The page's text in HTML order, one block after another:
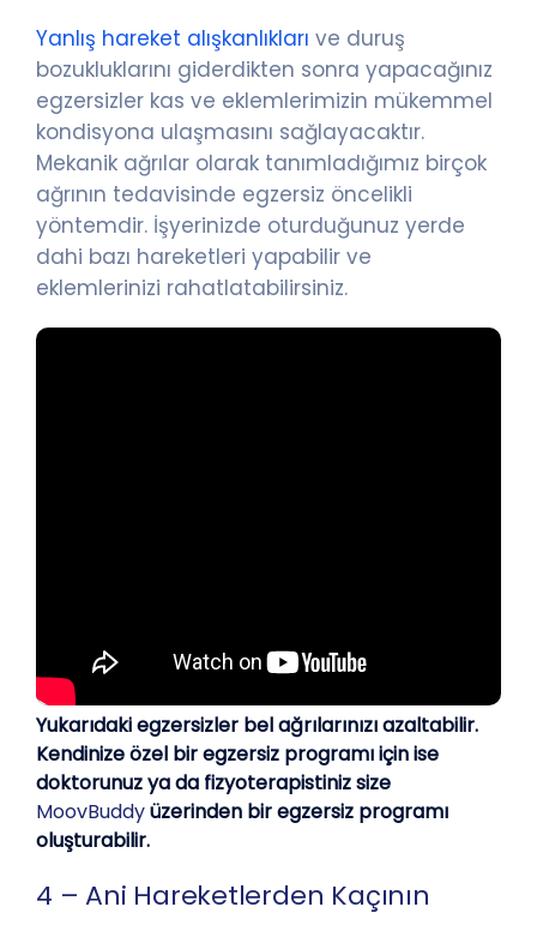
Yanlış hareket alışkanlıkları ve duruş
bozukluklarını giderdikten sonra yapacağınız
egzersizler kas ve eklemlerimizin mükemmel
kondisyona ulaşmasını sağlayacaktır.
Mekanik ağrılar olarak tanımladığımız birçok
ağrının tedavisinde egzersiz öncelikli
yöntemdir. İşyerinizde oturduğunuz yerde
dahi bazı hareketleri yapabilir ve
eklemlerinizi rahatlatabilirsiniz.
Yukarıdaki egzersizler bel ağrılarınızı azaltabilir.
Kendinize özel bir egzersiz programı için ise
doktorunuz ya da fizyoterapistiniz size
MoovBuddyüzerinden bir egzersiz programı
oluşturabilir.
4 – Ani Hareketlerden Kaçının